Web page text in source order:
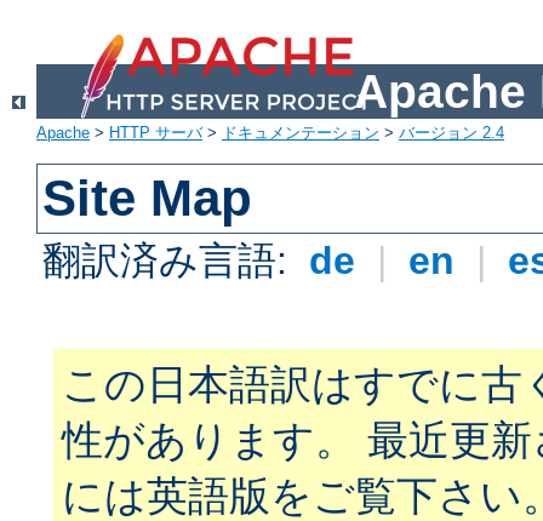
Apache
Apache > HTTP サーバ> ドキュメンテーション > バージョン 2.4
Site Map
翻訳済み言語: de | en |
この日本語訳はすでに古
性があります。 最近更
には英語版をご覧下さい